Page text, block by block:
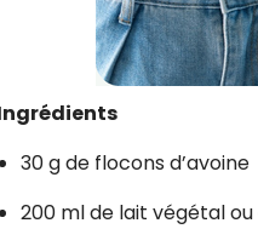
30 g de flocons d’avoine
200 ml de lait végétal